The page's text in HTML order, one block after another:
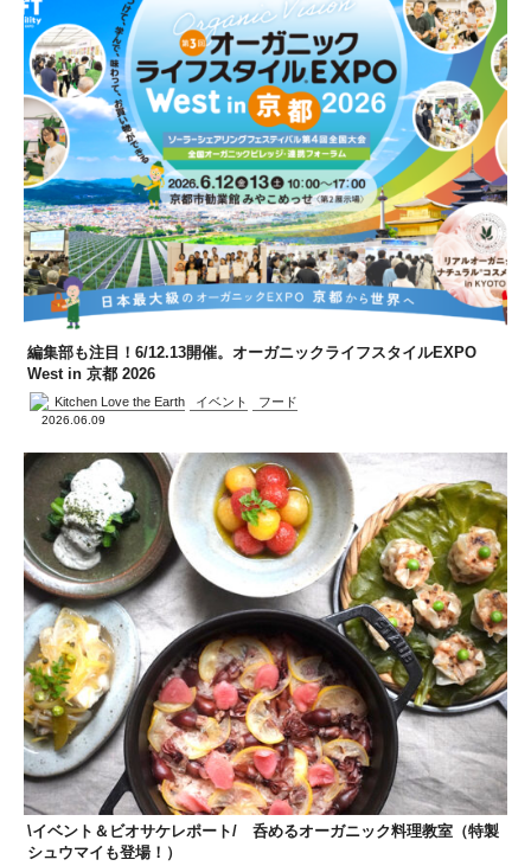
編集部も注目！6/12.13開催。オーガニックライフスタイルEXPO
West in 京都 2026
Kitchen Love the Earth イベント フード
2026.06.09
\イベント＆ビオサケレポート/ 呑めるオーガニック料理教室（特製
シュウマイも登場！）